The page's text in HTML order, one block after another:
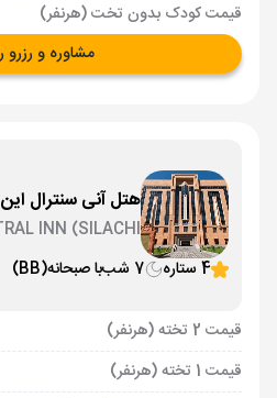
قیمت کودک بدون تخت (هرنفر)
مشاوره و رزرو
هتل آنی سنترال
INN (SILACHI)
4 ستاره
7 شب با صبحانه(BB)
قیمت 2 تخته (هرنفر)
قیمت 1 تخته (هرنفر)